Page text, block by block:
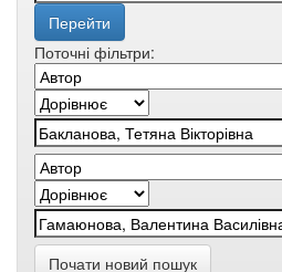
Поточні фільтри:
Почати новий пошук